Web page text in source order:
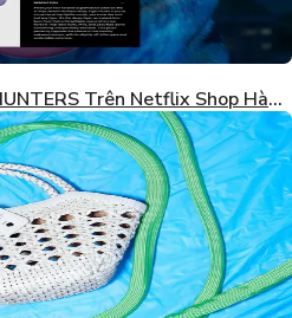
Trên Netflix Shop Hàn
Quốc